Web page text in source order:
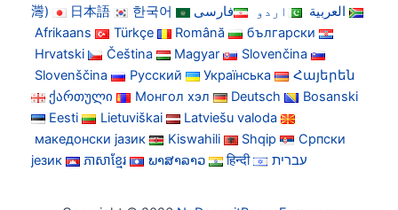
灣)
日本語 한국어 العربية اردو
فارسی
Afrikaans
Türkçe Română
български
Hrvatski
Čeština Magyar
Slovenčina
Slovenščina
Русский Українська
Հայերեն
ქართული
Монгол хэл Deutsch
Bosanski
Eesti
Lietuviškai
Latviešu valoda
македонски јазик
Kiswahili Shqip
Српски
језик
ភាសាខ្មែរ ພາສາລາວ हिन्दी עברית